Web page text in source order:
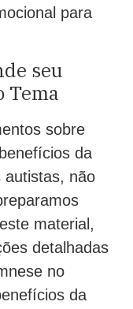
para
seu
Tema
sobre
da
autistas, não
material,
detalhadas
no
da